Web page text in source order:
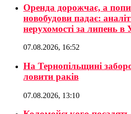
Оренда дорожчає, а
новобудови падає:
нерухомості за липень в
07.08.2026, 16:52
На Тернопільщині
ловити раків
07.08.2026, 13:10